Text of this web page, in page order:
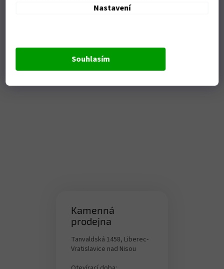
Nastavení
Souhlasím
Doplňkové parametry
Kamenná
prodejna
Tanvaldská 1458, Liberec-
Vratislavice nad Nisou